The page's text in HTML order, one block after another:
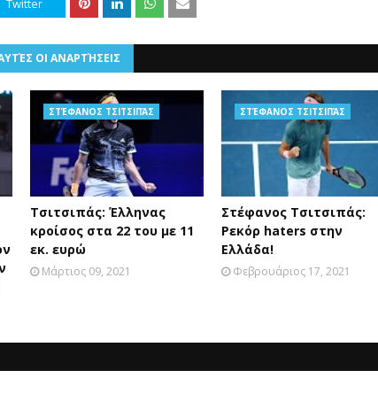
ΟΙ ΑΝΑΡΤΉΣΕΙΣ
ΣΤΈΦΑΝΟΣ ΤΣΙΤΣΙΠΆΣ
Τσιτσιπάς: Έλληνας
κροίσος στα 22 του με 11
εκ. ευρώ
Μάρτιος 09, 2021
ΣΤΈΦΑΝΟΣ ΤΣΙΤΣΙΠΆΣ
Στέφανος Τσιτσιπάς:
Ρεκόρ haters στην
Ελλάδα!
Φεβρουάριος 17, 2021